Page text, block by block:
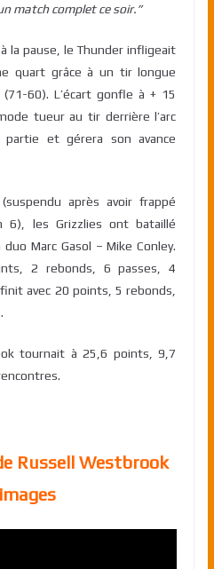
match complet ce soir.”
la pause, le Thunder infligeait
quart grâce à un tir longue
60). L’écart gonfle à + 15
tueur au tir derrière l’arc
partie et gérera son avance
après avoir frappé
6), les Grizzlies ont bataillé
Marc Gasol – Mike Conley.
2 rebonds, 6 passes, 4
avec 20 points, 5 rebonds,
tournait à 25,6 points, 9,7
Russell Westbrook